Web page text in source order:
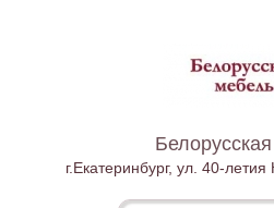
г.Екатеринбург, ул. 40-